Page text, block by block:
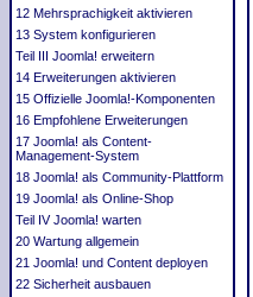
12 Mehrsprachigkeit aktivieren
13 System konfigurieren
Teil III Joomla! erweitern
14 Erweiterungen aktivieren
15 Offizielle Joomla!-Komponenten
16 Empfohlene Erweiterungen
17 Joomla! als Content-
Management‐System
18 Joomla! als Community-Plattform
19 Joomla! als Online-Shop
Teil IV Joomla! warten
20 Wartung allgemein
21 Joomla! und Content deployen
22 Sicherheit ausbauen